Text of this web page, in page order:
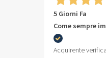
5 Giorni Fa
Come sempre
Acquirente